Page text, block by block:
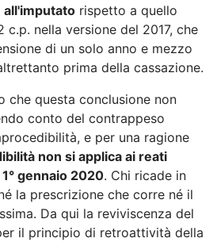
rispetto a quello
nella versione del 2017, che
di un solo anno e mezzo
prima della cassazione.
che questa conclusione non
conto del contrappeso
e per una ragione
non si applica ai reati
gennaio 2020. Chi ricade in
la prescrizione che corre né il
Da qui la reviviscenza del
il principio di retroattività della